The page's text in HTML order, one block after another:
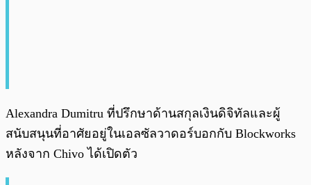
Alexandra Dumitru ที่ปรึกษาด้านสกุลเงินดิจิทัลและผู้
สนับสนุนที่อาศัยอยู่ในเอลซัลวาดอร์บอกกับ Blockworks
หลังจาก Chivo ได้เปิดตัว